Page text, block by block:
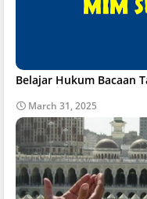
Belajar Hukum Bacaan
March 31, 2025